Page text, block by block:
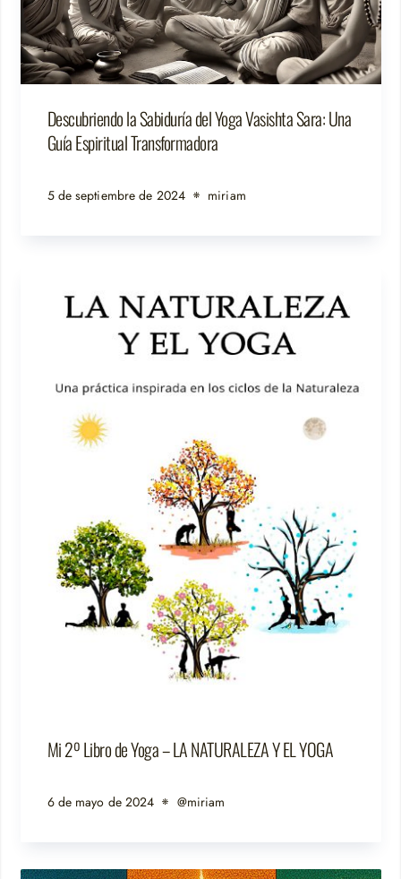
Descubriendo la Sabiduría del Yoga Vasishta Sara: Una
Guía Espiritual Transformadora
5 de septiembre de 2024 miriam
Mi 2º Libro de Yoga – LA NATURALEZA Y EL YOGA
6 de mayo de 2024 @miriam